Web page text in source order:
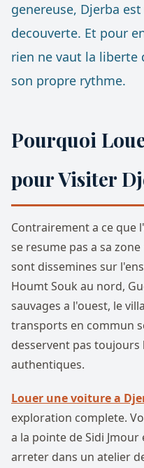
genereuse, Djerba
decouverte. Et pour
rien ne vaut la liberte
son propre rythme.
Pourquoi
pour Visiter
Contrairement a ce que
se resume pas a sa
sont dissemines sur
Houmt Souk au nord,
sauvages a l'ouest, le
transports en commun
desservent pas toujours
authentiques.
Louer une voiture a
exploration complete.
a la pointe de Sidi
arreter dans un atelier